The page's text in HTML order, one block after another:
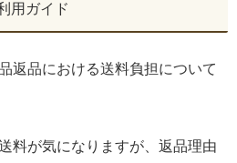
用ガイド
返品における送料負担について
料が気になりますが、返品理由